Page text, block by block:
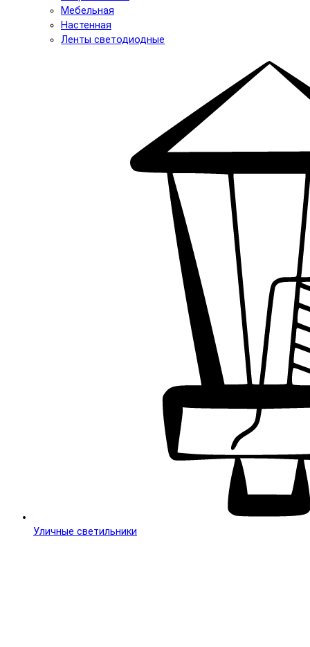
Мебельная
Настенная
Ленты светодиодные
Уличные светильники